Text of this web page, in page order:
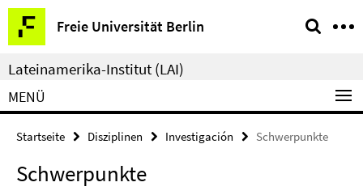
Springe
direkt
zu
Inhalt
Freie Universität Berlin
Service-
Navigation
Lateinamerika-Institut (LAI)
MENÜ
Startseite Disziplinen Investigación Schwerpunkte
Schwerpunkte